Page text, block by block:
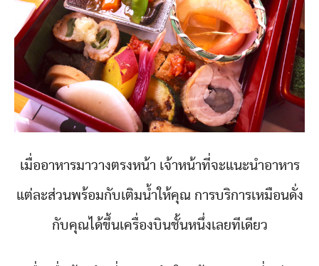
เมื่ออาหารมาวางตรงหน้า เจ้าหน้าที่จะแนะนำอาหาร
แต่ละส่วนพร้อมกับเติมน้ำให้คุณ การบริการเหมือนดั่ง
กับคุณได้ขึ้นเครื่องบินชั้นหนึ่งเลยทีเดียว